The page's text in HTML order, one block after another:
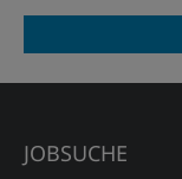
JOBSUCHE